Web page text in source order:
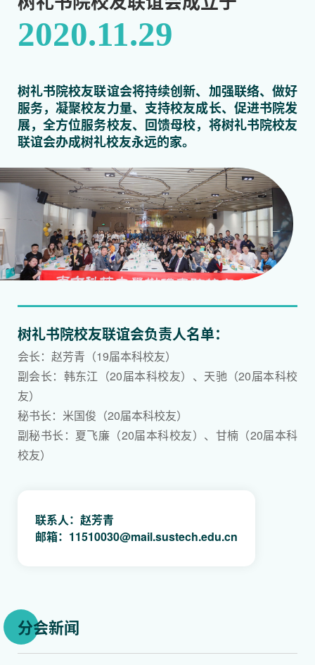
2020.11.29
树礼书院校友联谊会将持续创新、加强联络、做好
服务，凝聚校友力量、支持校友成长、促进书院发
展，全方位服务校友、回馈母校，将树礼书院校友
联谊会办成树礼校友永远的家。
树礼书院校友联谊会负责人名单：
会长：赵芳青（19届本科校友）
副会长：韩东江（20届本科校友）、天驰（20届本科校
友）
秘书长：米国俊（20届本科校友）
副秘书长：夏飞廉（20届本科校友）、甘楠（20届本科
校友）
联系人：赵芳青
邮箱：11510030@mail.sustech.edu.cn
分会新闻